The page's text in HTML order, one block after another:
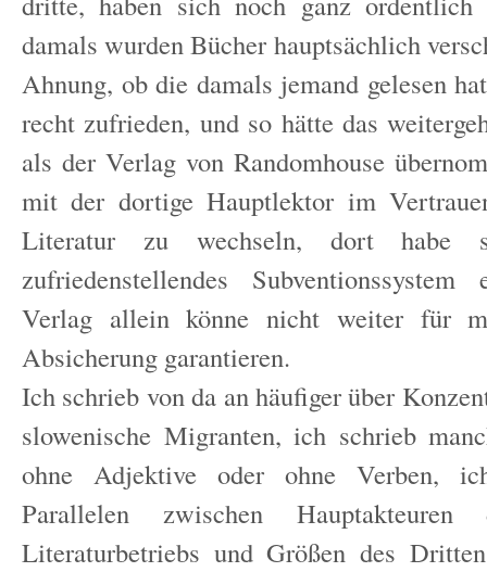
damals wurden Bücher hauptsächlich
Ahnung, ob die damals jemand gelesen
recht zufrieden, und so hätte das
als der Verlag von Randomhouse
mit der dortige Hauptlektor im
Literatur zu wechseln, dort habe
zufriedenstellendes
Verlag allein könne nicht weiter für
Absicherung garantieren.
Ich schrieb von da an häufiger über
slowenische Migranten, ich schrieb
ohne Adjektive oder ohne Verben,
Parallelen zwischen Hauptakteuren
Literaturbetriebs und Größen des